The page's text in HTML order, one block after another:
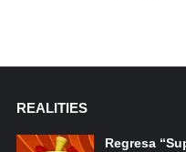
REALITIES
Regresa